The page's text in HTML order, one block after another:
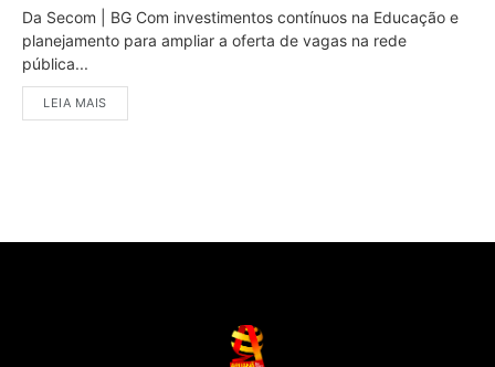
Da Secom | BG Com investimentos contínuos na Educação e
planejamento para ampliar a oferta de vagas na rede
pública...
LEIA MAIS